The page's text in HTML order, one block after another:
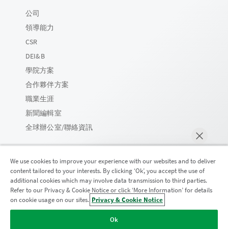
立即聊天
公司
領導能力
CSR
DEI&B
學院方案
合作夥伴方案
職業生涯
新聞編輯室
全球辦公室/聯絡資訊
Qlik 社群
法律合約 產品條款 Legal Policies
法律條規
Do Not Share My Info
We use cookies to improve your experience with our websites and to deliver
content tailored to your interests. By clicking ‘Ok’, you accept the use of
additional cookies which may involve data transmission to third parties.
Refer to our Privacy & Cookie Notice or click ‘More Information’ for details
on cookie usage on our sites. Privacy & Cookie Notice
Ok